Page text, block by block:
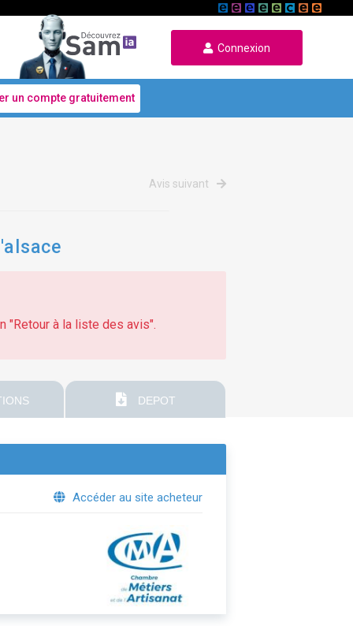
Connexion
un compte gratuitement
Avis suivant
"Retour à la liste des avis".
DEPOT
Accéder au site acheteur